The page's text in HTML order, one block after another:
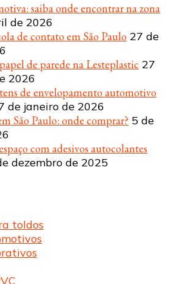
saiba onde encontrar na zona
de 2026
de contato em São Paulo 27 de
de parede na Lesteplastic 27
2026
de envelopamento automotivo
de janeiro de 2026
São Paulo: onde comprar? 5 de
com adesivos autocolantes
dezembro de 2025
toldos